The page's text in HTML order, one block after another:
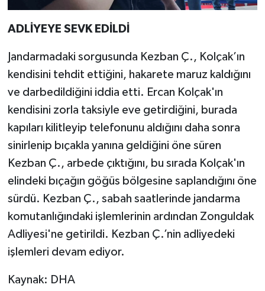
ADLİYEYE SEVK EDİLDİ
Jandarmadaki sorgusunda Kezban Ç., Kolçak’ın
kendisini tehdit ettiğini, hakarete maruz kaldığını
ve darbedildiğini iddia etti. Ercan Kolçak'ın
kendisini zorla taksiyle eve getirdiğini, burada
kapıları kilitleyip telefonunu aldığını daha sonra
sinirlenip bıçakla yanına geldiğini öne süren
Kezban Ç., arbede çıktığını, bu sırada Kolçak'ın
elindeki bıçağın göğüs bölgesine saplandığını öne
sürdü. Kezban Ç., sabah saatlerinde jandarma
komutanlığındaki işlemlerinin ardından Zonguldak
Adliyesi'ne getirildi. Kezban Ç.’nin adliyedeki
işlemleri devam ediyor.
Kaynak: DHA